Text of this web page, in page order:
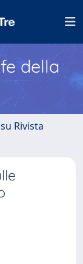
della
Rivista